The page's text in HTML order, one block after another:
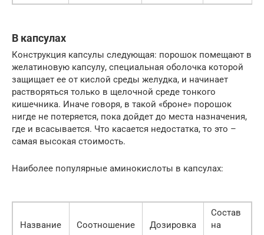
В капсулах
Конструкция капсулы следующая: порошок помещают в
желатиновую капсулу, специальная оболочка которой
защищает ее от кислой среды желудка, и начинает
растворяться только в щелочной среде тонкого
кишечника. Иначе говоря, в такой «броне» порошок
нигде не потеряется, пока дойдет до места назначения,
где и всасывается. Что касается недостатка, то это –
самая высокая стоимость.
Наиболее популярные аминокислоты в капсулах:
Название Соотношение Дозировка
Состав
на